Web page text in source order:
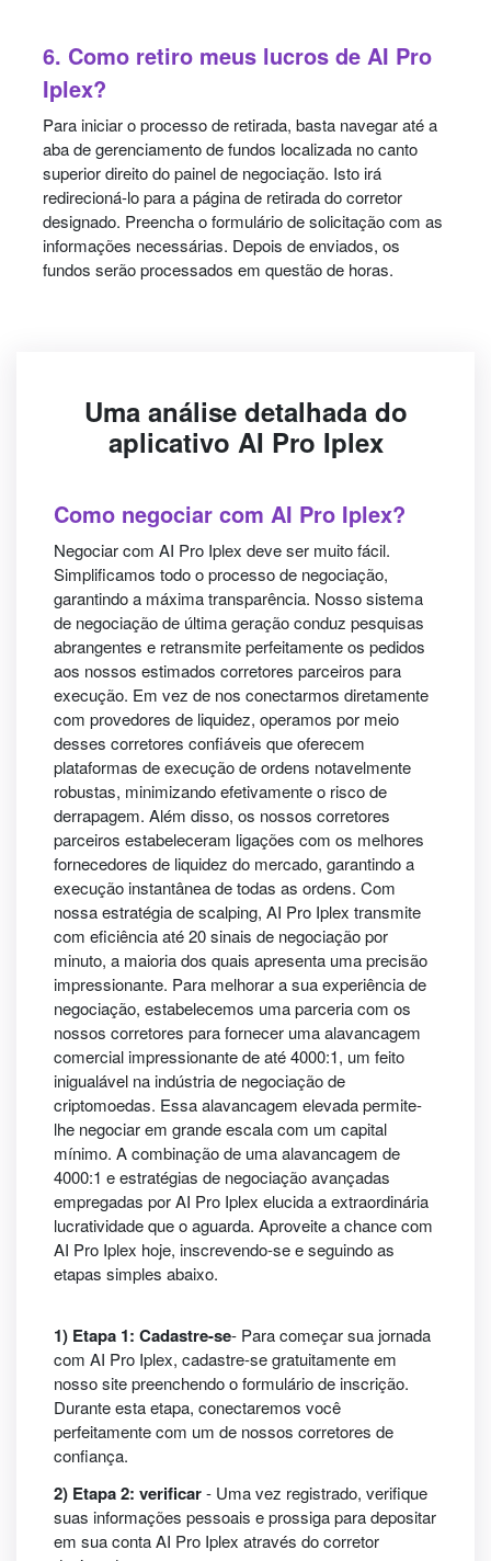
6. Como retiro meus lucros de AI Pro
Iplex?
Para iniciar o processo de retirada, basta navegar até a
aba de gerenciamento de fundos localizada no canto
superior direito do painel de negociação. Isto irá
redirecioná-lo para a página de retirada do corretor
designado. Preencha o formulário de solicitação com as
informações necessárias. Depois de enviados, os
fundos serão processados em questão de horas.
Uma análise detalhada do
aplicativo AI Pro Iplex
Como negociar com AI Pro Iplex?
Negociar com AI Pro Iplex deve ser muito fácil.
Simplificamos todo o processo de negociação,
garantindo a máxima transparência. Nosso sistema
de negociação de última geração conduz pesquisas
abrangentes e retransmite perfeitamente os pedidos
aos nossos estimados corretores parceiros para
execução. Em vez de nos conectarmos diretamente
com provedores de liquidez, operamos por meio
desses corretores confiáveis que oferecem
plataformas de execução de ordens notavelmente
robustas, minimizando efetivamente o risco de
derrapagem. Além disso, os nossos corretores
parceiros estabeleceram ligações com os melhores
fornecedores de liquidez do mercado, garantindo a
execução instantânea de todas as ordens. Com
nossa estratégia de scalping, AI Pro Iplex transmite
com eficiência até 20 sinais de negociação por
minuto, a maioria dos quais apresenta uma precisão
impressionante. Para melhorar a sua experiência de
negociação, estabelecemos uma parceria com os
nossos corretores para fornecer uma alavancagem
comercial impressionante de até 4000:1, um feito
inigualável na indústria de negociação de
criptomoedas. Essa alavancagem elevada permite-
lhe negociar em grande escala com um capital
mínimo. A combinação de uma alavancagem de
4000:1 e estratégias de negociação avançadas
empregadas por AI Pro Iplex elucida a extraordinária
lucratividade que o aguarda. Aproveite a chance com
AI Pro Iplex hoje, inscrevendo-se e seguindo as
etapas simples abaixo.
1) Etapa 1: Cadastre-se- Para começar sua jornada
com AI Pro Iplex, cadastre-se gratuitamente em
nosso site preenchendo o formulário de inscrição.
Durante esta etapa, conectaremos você
perfeitamente com um de nossos corretores de
confiança.
2) Etapa 2: verificar- Uma vez registrado, verifique
suas informações pessoais e prossiga para depositar
em sua conta AI Pro Iplex através do corretor